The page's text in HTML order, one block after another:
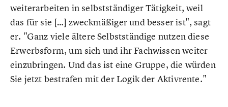
weiterarbeiten in selbstständiger Tätigkeit, weil
das für sie […] zweckmäßiger und besser ist", sagt
er. "Ganz viele ältere Selbstständige nutzen diese
Erwerbsform, um sich und ihr Fachwissen weiter
einzubringen. Und das ist eine Gruppe, die würden
Sie jetzt bestrafen mit der Logik der Aktivrente."